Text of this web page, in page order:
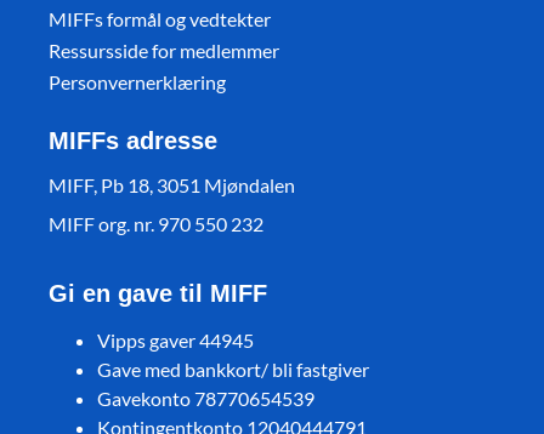
MIFFs formål og vedtekter
Ressursside for medlemmer
Personvernerklæring
MIFFs adresse
MIFF, Pb 18, 3051 Mjøndalen
MIFF org. nr. 970 550 232
Gi en gave til MIFF
Vipps gaver 44945
Gave med bankkort/ bli fastgiver
Gavekonto 78770654539
Kontingentkonto 12040444791